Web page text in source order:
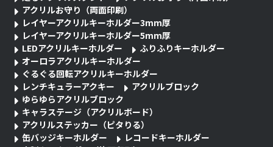
アクリルお守り（両面印刷）
レイヤーアクリルキーホルダー3mm厚
レイヤーアクリルキーホルダー5mm厚
LEDアクリルキーホルダー
ふりふりキーホルダー
オーロラアクリルキーホルダー
ぐるぐる回転アクリルキーホルダー
レンチキュラーアクキー
アクリルブロック
ゆらゆらアクリルブロック
キャラステージ（アクリルボード）
アクリルステッカー（ピタりる）
缶バッジキーホルダー
レコードキーホルダー